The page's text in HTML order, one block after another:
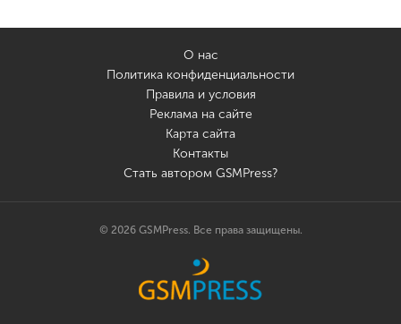
О нас
Политика конфиденциальности
Правила и условия
Реклама на сайте
Карта сайта
Контакты
Стать автором GSMPress?
© 2026 GSMPress. Все права защищены.